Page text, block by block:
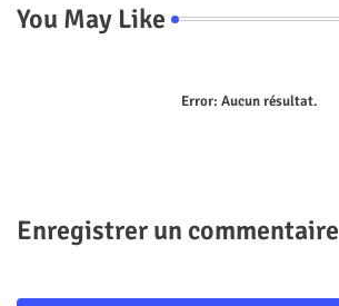
You May Like
Error: Aucun résultat.
Enregistrer un commentaire